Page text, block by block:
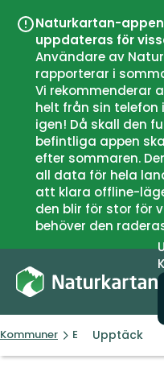
Naturkartan-
uppdateras för
Användare av
rapporterar i
Vi rekommenderar
helt från sin
igen! Då skall den
befintliga appen
efter sommaren.
all data för hela
att klara offline-
den blir för stor för
behöver den
Kommuner EtnedalUpptäck